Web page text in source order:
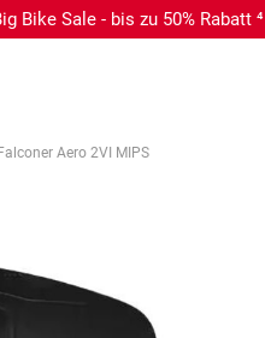
Bike Sale - bis zu 50% Rabatt ⁴
Aero 2VI MIPS